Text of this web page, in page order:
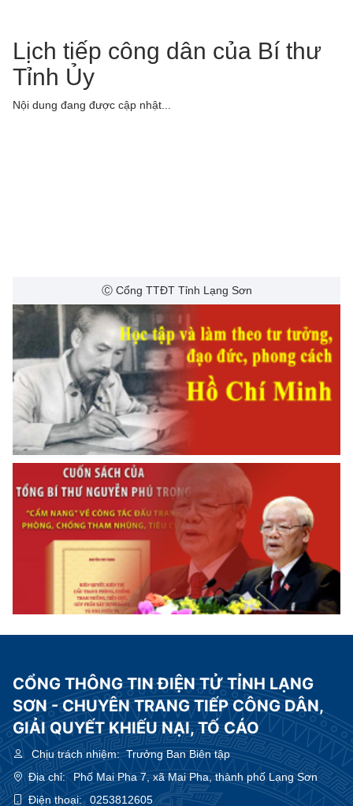
Lịch tiếp công dân của Bí thư
Tỉnh Ủy
Nội dung đang được cập nhật...
Ⓒ Cổng TTĐT Tỉnh Lạng Sơn
CỔNG THÔNG TIN ĐIỆN TỬ TỈNH LẠNG
SƠN - CHUYÊN TRANG TIẾP CÔNG DÂN,
GIẢI QUYẾT KHIẾU NẠI, TỐ CÁO
Chịu trách nhiệm:Trưởng Ban Biên tập
Địa chỉ:
Phố Mai Pha 7, xã Mai Pha, thành phố Lạng Sơn
Điện thoại:
0253812605